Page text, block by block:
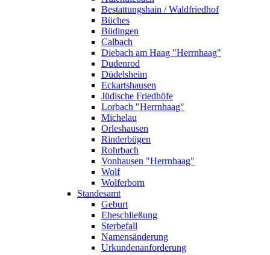
Bestattungshain / Waldfriedhof
Büches
Büdingen
Calbach
Diebach am Haag "Herrnhaag"
Dudenrod
Düdelsheim
Eckartshausen
Jüdische Friedhöfe
Lorbach "Herrnhaag"
Michelau
Orleshausen
Rinderbügen
Rohrbach
Vonhausen "Herrnhaag"
Wolf
Wolferborn
Standesamt
Geburt
Eheschließung
Sterbefall
Namensänderung
Urkundenanforderung